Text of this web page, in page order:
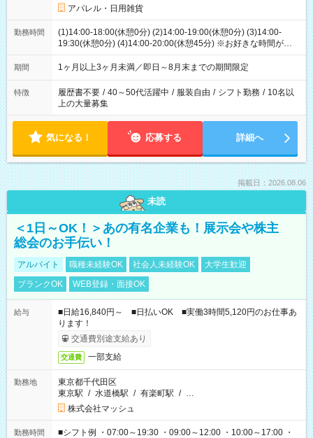
アパレル・日用雑貨
勤務時間
(1)14:00-18:00(休憩0分) (2)14:00-19:00(休憩0分) (3)14:00-
19:30(休憩0分) (4)14:00-20:00(休憩45分) ※お好きな時間が選べ
ます
期間 1ヶ月以上3ヶ月未満／即日～8月末までの期間限定
特徴 履歴書不要 / 40～50代活躍中 / 服装自由 / シフト勤務 / 10名以
上の大量募集
気になる！ 応募する 詳細へ
掲載日：2026.08.06
未読
＜1日～OK！＞あの有名企業も！展示会や株主
総会のお手伝い！
アルバイト 職種未経験OK 社会人未経験OK
大学生歓迎
ブランクOK
WEB登録・面接OK
給与
■日給16,840円～ ■日払いOK ■実働3時間5,120円のお仕事あ
ります！
交通費別途支給あり
交通費 一部支給
勤務地
東京都千代田区
東京駅 / 水道橋駅 / 有楽町駅 / …
株式会社マッシュ
勤務時間
■シフト例 ・07:00～19:30 ・09:00～12:00 ・10:00～17:00 ・